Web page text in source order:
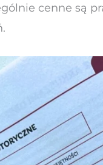
oraz zestaw
cenne są